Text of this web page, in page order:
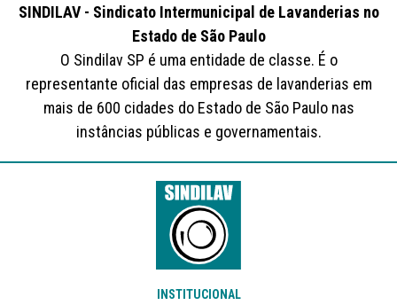
SINDILAV - Sindicato Intermunicipal de Lavanderias no
Estado de São Paulo
O Sindilav SP é uma entidade de classe. É o
representante oficial das empresas de lavanderias em
mais de 600 cidades do Estado de São Paulo nas
instâncias públicas e governamentais.
INSTITUCIONAL